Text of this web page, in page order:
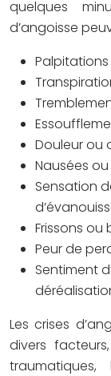
quelques
d’angoisse
Douleur ou
Nausées
Sensation
Frissons
Peur de
Sentiment
Les crises
divers